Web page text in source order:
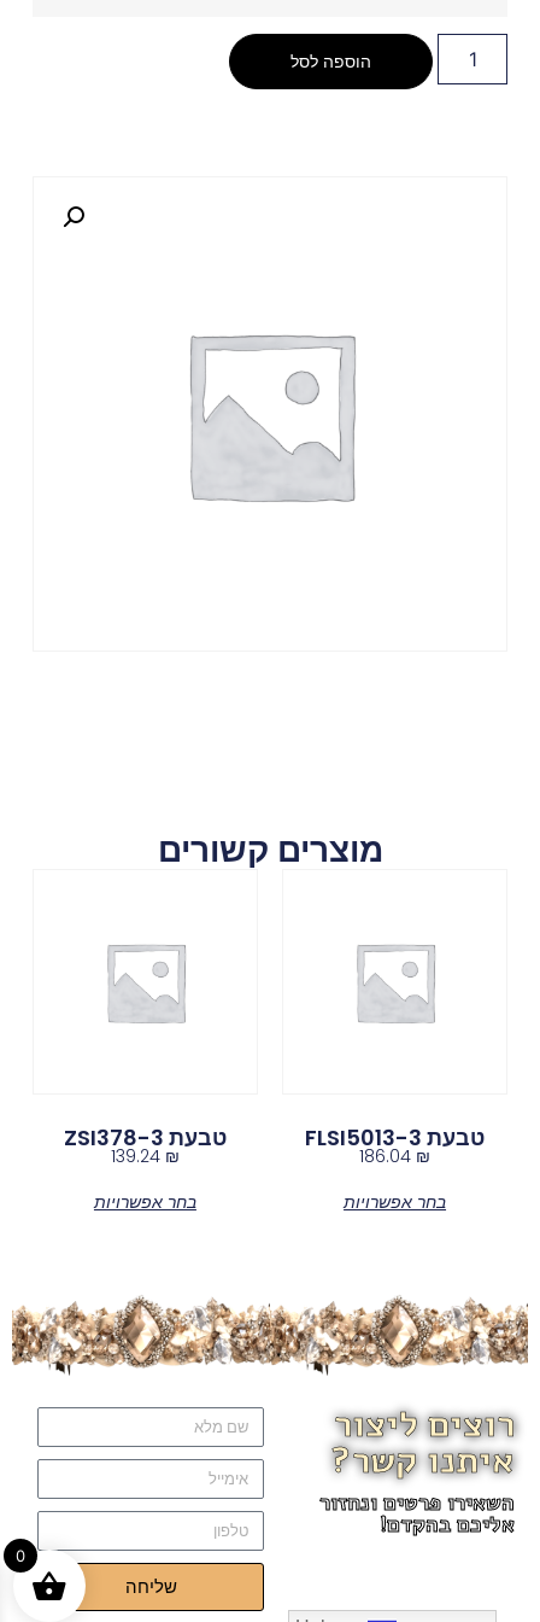
הוספה לסל
מוצרים קשורים
טבעת FLSI5013-3
186.04 ₪
בחר אפשרויות
טבעת ZSI378-3
139.24 ₪
בחר אפשרויות
רוצים ליצור
איתנו קשר?
השאירו פרטים ונחזור
אליכם בהקדם!
שליחה
0